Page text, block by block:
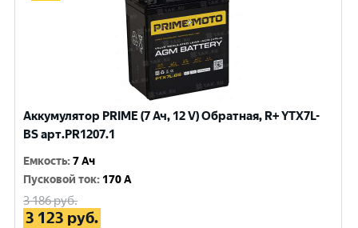
Аккумулятор PRIME (7 Ач, 12 V) Обратная, R+ YTX7L-
BS арт.PR1207.1
Емкость:7 Ач
Пусковой ток: 170 A
3 186руб.
3 123 руб.